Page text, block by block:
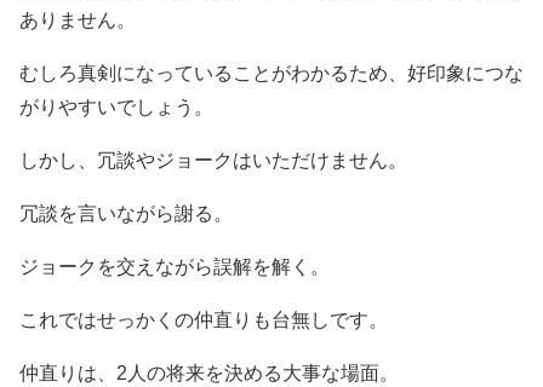
ありません。
むしろ真剣になっていることがわかるため、好印象につな
がりやすいでしょう。
しかし、冗談やジョークはいただけません。
冗談を言いながら謝る。
ジョークを交えながら誤解を解く。
これではせっかくの仲直りも台無しです。
仲直りは、2人の将来を決める大事な場面。